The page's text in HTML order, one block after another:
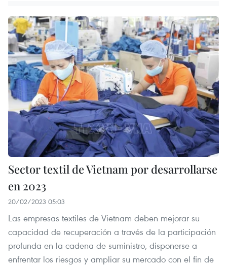
Sector textil de Vietnam por desarrollarse
en 2023
20/02/2023 05:03
Las empresas textiles de Vietnam deben mejorar su
capacidad de recuperación a través de la participación
profunda en la cadena de suministro, disponerse a
enfrentar los riesgos y ampliar su mercado con el fin de